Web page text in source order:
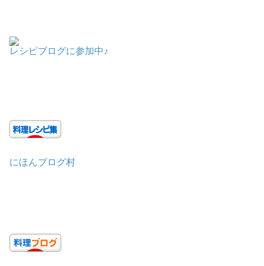
レシピブログに参加中♪
にほんブログ村